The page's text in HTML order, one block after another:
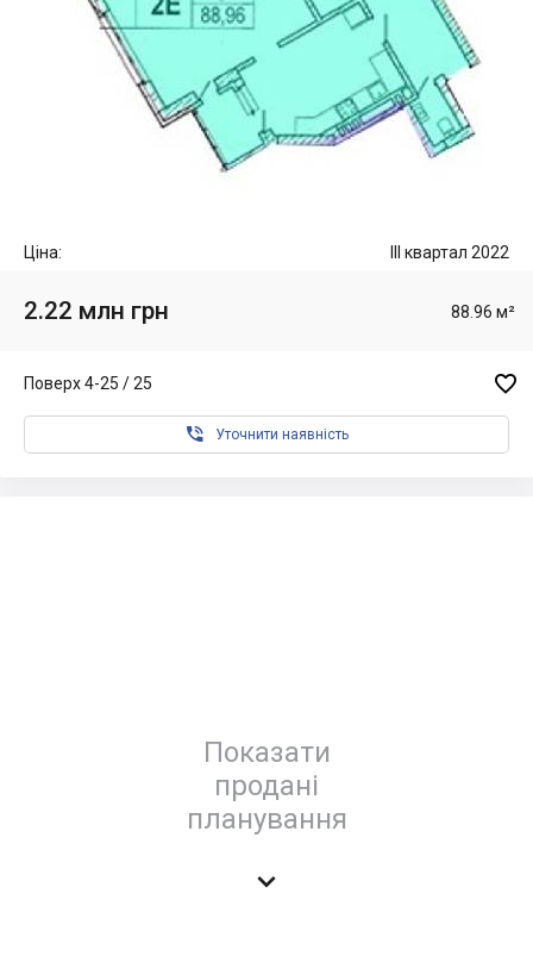
Ціна: III квартал 2022
2.22 млн грн 88.96 м²
Поверх 4-25 / 25 
 Уточнити наявність
Показати
продані
планування
